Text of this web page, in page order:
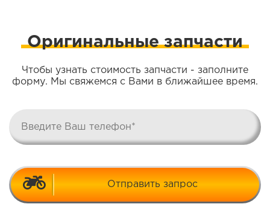
Оригинальные запчасти
Чтобы узнать стоимость запчасти - заполните
форму. Мы свяжемся с Вами в ближайшее время.
Отправить запрос